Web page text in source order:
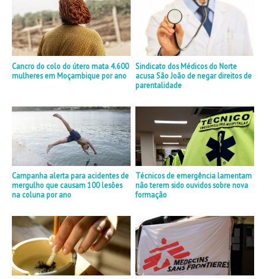
Cancro do colo do útero mata 4.600
mulheres em Moçambique por ano
Sindicato dos Médicos do Norte
acusa São João de negar direitos de
parentalidade
Campanha alerta para acidentes de
mergulho que causam 100 lesões
na coluna por ano
Técnicos de emergência lamentam
não terem sido ouvidos sobre nova
formação